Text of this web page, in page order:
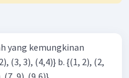
| x > 7}. Semoga
yang kemungkinan